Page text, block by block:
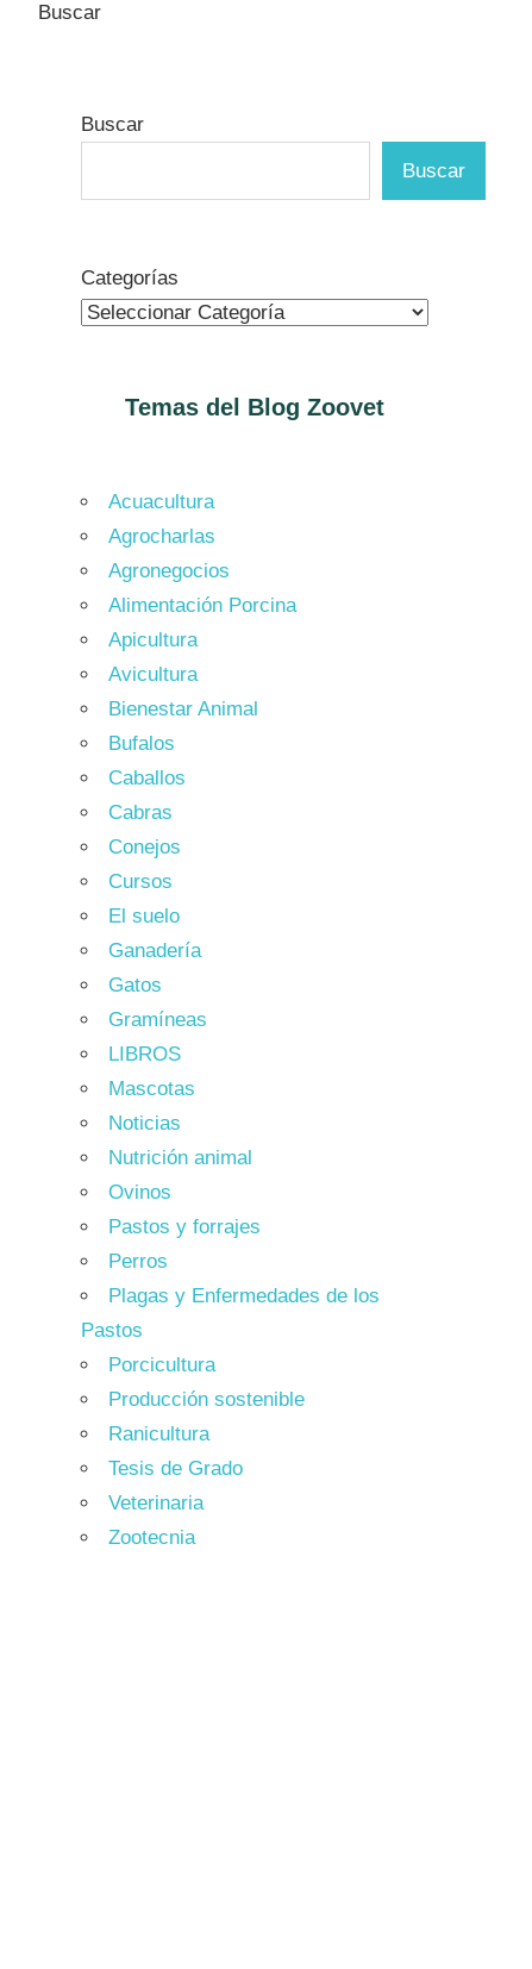
Buscar
Buscar
Buscar
Categorías
Temas del Blog Zoovet
Acuacultura
Agrocharlas
Agronegocios
Alimentación Porcina
Apicultura
Avicultura
Bienestar Animal
Bufalos
Caballos
Cabras
Conejos
Cursos
El suelo
Ganadería
Gatos
Gramíneas
LIBROS
Mascotas
Noticias
Nutrición animal
Ovinos
Pastos y forrajes
Perros
Plagas y Enfermedades de los
Pastos
Porcicultura
Producción sostenible
Ranicultura
Tesis de Grado
Veterinaria
Zootecnia